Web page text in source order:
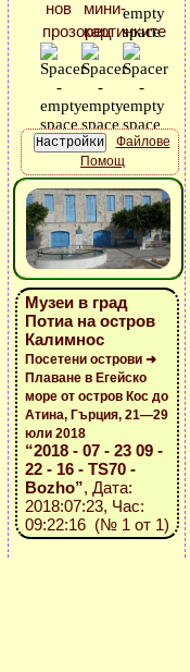
Файлове
Помощ
Музеи в град
Потиа на остров
Калимнос
Посетени острови ➜
Плаване в Егейско
море от остров Кос до
Атина, Гърция, 21—29
юли 2018
“2018 - 07 - 23 09 -
22 - 16 - TS70 -
Bozho”, Дата:
2018:07:23, Час:
09:22:16 (№ 1 от 1)